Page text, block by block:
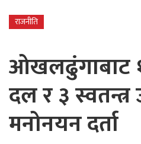
राजनीति
ओखलढुंगाबाट
दल र ३ स्वतन्त्र
मनोनयन दर्ता